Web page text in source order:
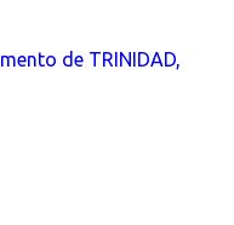
de TRINIDAD,